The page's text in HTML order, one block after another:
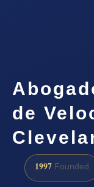
de
1997 Founded